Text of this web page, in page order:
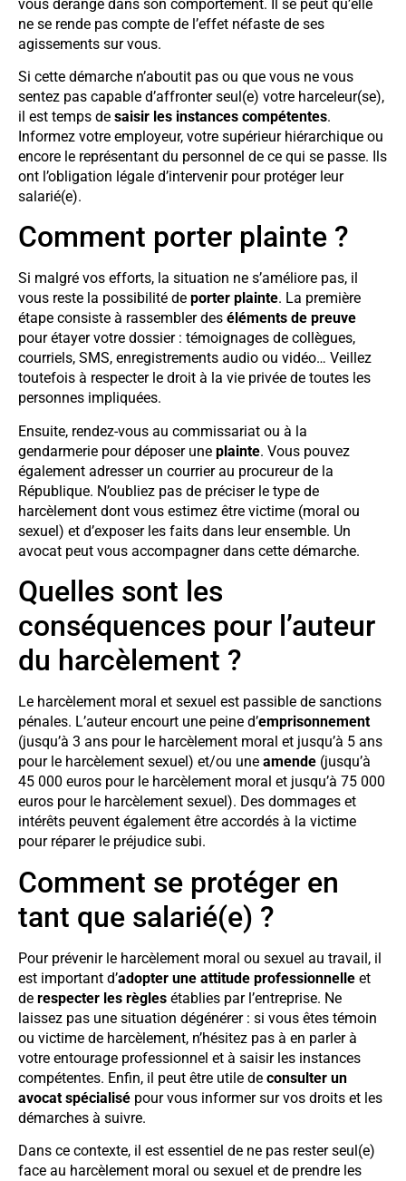
vous dérange dans son comportement. Il se peut qu’elle
ne se rende pas compte de l’effet néfaste de ses
agissements sur vous.
Si cette démarche n’aboutit pas ou que vous ne vous
sentez pas capable d’affronter seul(e) votre harceleur(se),
il est temps de saisir les instances compétentes.
Informez votre employeur, votre supérieur hiérarchique ou
encore le représentant du personnel de ce qui se passe. Ils
ont l’obligation légale d’intervenir pour protéger leur
salarié(e).
Comment porter plainte ?
Si malgré vos efforts, la situation ne s’améliore pas, il
vous reste la possibilité de porter plainte. La première
étape consiste à rassembler des éléments de preuve
pour étayer votre dossier : témoignages de collègues,
courriels, SMS, enregistrements audio ou vidéo… Veillez
toutefois à respecter le droit à la vie privée de toutes les
personnes impliquées.
Ensuite, rendez-vous au commissariat ou à la
gendarmerie pour déposer une plainte. Vous pouvez
également adresser un courrier au procureur de la
République. N’oubliez pas de préciser le type de
harcèlement dont vous estimez être victime (moral ou
sexuel) et d’exposer les faits dans leur ensemble. Un
avocat peut vous accompagner dans cette démarche.
Quelles sont les
conséquences pour l’auteur
du harcèlement ?
Le harcèlement moral et sexuel est passible de sanctions
pénales. L’auteur encourt une peine d’emprisonnement
(jusqu’à 3 ans pour le harcèlement moral et jusqu’à 5 ans
pour le harcèlement sexuel) et/ou une amende (jusqu’à
45 000 euros pour le harcèlement moral et jusqu’à 75 000
euros pour le harcèlement sexuel). Des dommages et
intérêts peuvent également être accordés à la victime
pour réparer le préjudice subi.
Comment se protéger en
tant que salarié(e) ?
Pour prévenir le harcèlement moral ou sexuel au travail, il
est important d’adopter une attitude professionnelle et
de respecter les règles établies par l’entreprise. Ne
laissez pas une situation dégénérer : si vous êtes témoin
ou victime de harcèlement, n’hésitez pas à en parler à
votre entourage professionnel et à saisir les instances
compétentes. Enfin, il peut être utile de consulter un
avocat spécialisé pour vous informer sur vos droits et les
démarches à suivre.
Dans ce contexte, il est essentiel de ne pas rester seul(e)
face au harcèlement moral ou sexuel et de prendre les